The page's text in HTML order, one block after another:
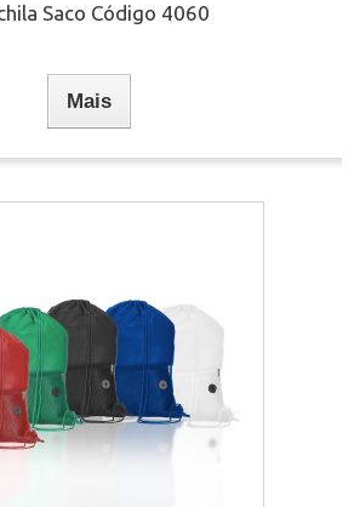
Saco Código 4060
Mais